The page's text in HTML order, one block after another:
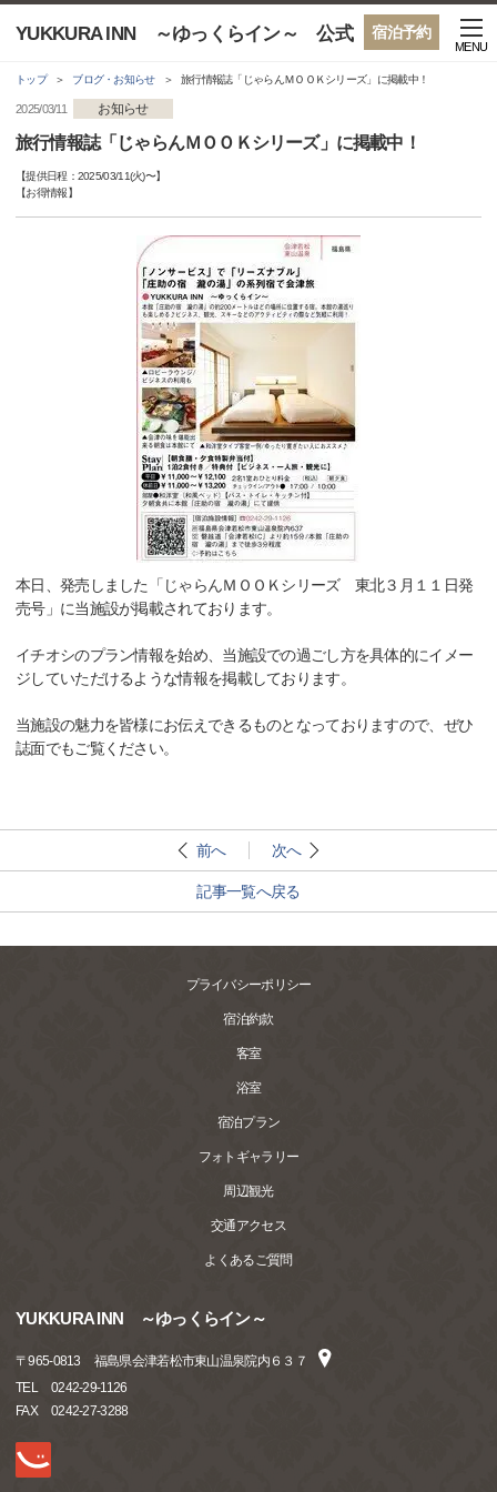
宿泊予約
YUKKURA INN ～ゆっくらイン～ 公式
MENU
トップ ブログ・お知らせ 旅行情報誌「じゃらんＭＯＯＫシリーズ」に掲載中！
2025/03/11 お知らせ
旅行情報誌「じゃらんＭＯＯＫシリーズ」に掲載中！
【提供日程： 2025/03/11(火)〜】
【お得情報】
本日、発売しました「じゃらんＭＯＯＫシリーズ 東北３月１１日発
売号」に当施設が掲載されております。
イチオシのプラン情報を始め、当施設での過ごし方を具体的にイメー
ジしていただけるような情報を掲載しております。
当施設の魅力を皆様にお伝えできるものとなっておりますので、ぜひ
誌面でもご覧ください。
前へ 次へ
記事一覧へ戻る
プライバシーポリシー
宿泊約款
客室
浴室
宿泊プラン
フォトギャラリー
周辺観光
交通アクセス
よくあるご質問
YUKKURA INN ～ゆっくらイン～
〒965-0813
福島県会津若松市東山温泉院内６３７
TEL
0242-29-1126
FAX
0242-27-3288